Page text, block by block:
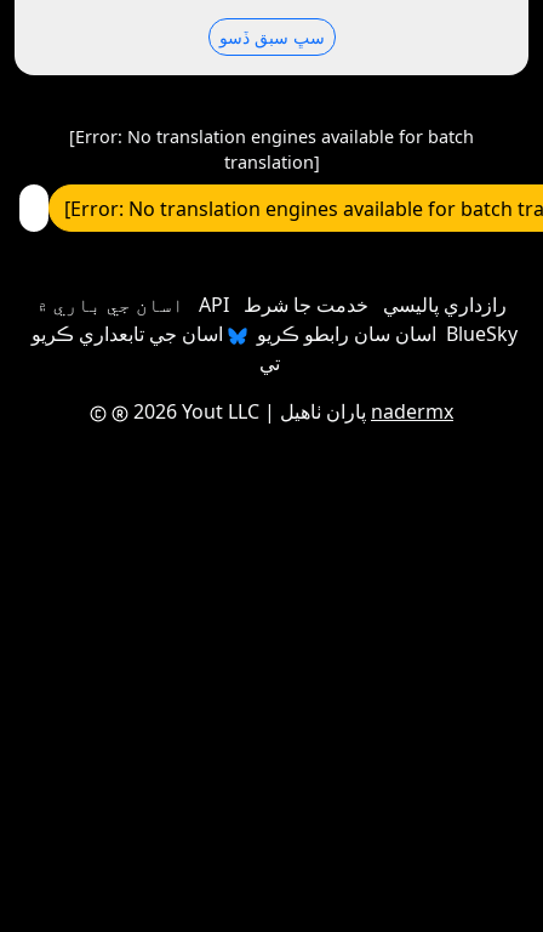
سڀ سبق ڏسو
[Error: No translation engines available for batch
translation]
[Error: No translation engines available for batch
اسان جي باري ۾ API رازداري پاليسي
خدمت جا شرط
اسان سان رابطو ڪريو
اسان جي تابعداري ڪريو BlueSky
تي
2026 Yout LLC
nadermx